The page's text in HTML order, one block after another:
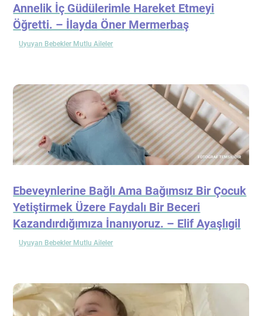
Annelik İç Güdülerimle Hareket Etmeyi
Öğretti. – İlayda Öner Mermerbaş
Uyuyan Bebekler Mutlu Aileler
Ebeveynlerine Bağlı Ama Bağımsız Bir Çocuk
Yetiştirmek Üzere Faydalı Bir Beceri
Kazandırdığımıza İnanıyoruz. – Elif Ayaşlıgil
Uyuyan Bebekler Mutlu Aileler